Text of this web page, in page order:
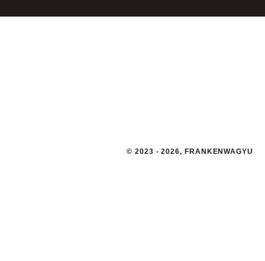
© 2023 - 2026, FRANKENWAGYU